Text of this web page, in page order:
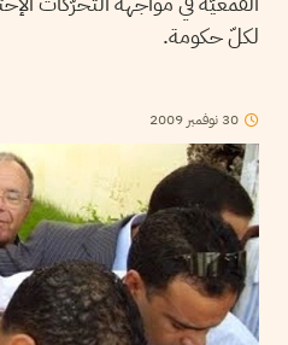
لكلّ حكومة.
30 نوفمبر 2009